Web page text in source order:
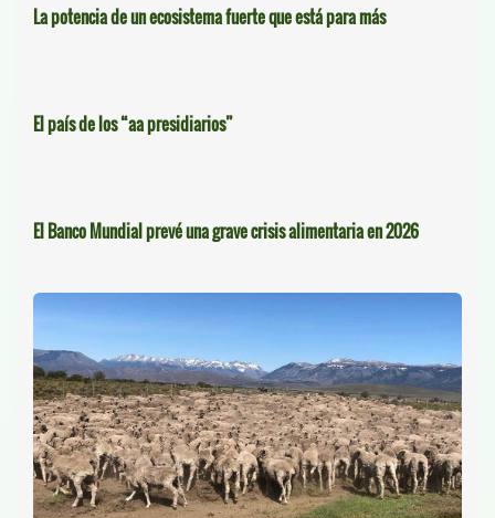
La potencia de un ecosistema fuerte que está para más
El país de los “aa presidiarios”
El Banco Mundial prevé una grave crisis alimentaria en 2026